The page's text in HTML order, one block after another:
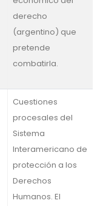
derecho
(argentino) que
pretende
combatirla.
Cuestiones
procesales del
Sistema
Interamericano de
protección a los
Derechos
Humanos. El